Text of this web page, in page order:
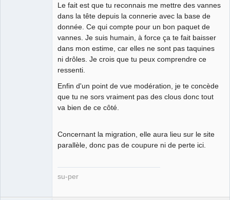
Le fait est que tu reconnais me mettre des vannes
dans la tête depuis la connerie avec la base de
donnée. Ce qui compte pour un bon paquet de
vannes. Je suis humain, à force ça te fait baisser
dans mon estime, car elles ne sont pas taquines
ni drôles. Je crois que tu peux comprendre ce
ressenti.
Enfin d'un point de vue modération, je te concède
que tu ne sors vraiment pas des clous donc tout
va bien de ce côté.
Concernant la migration, elle aura lieu sur le site
parallèle, donc pas de coupure ni de perte ici.
su-per